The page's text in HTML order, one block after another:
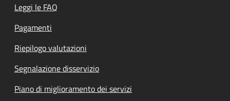
Leggi le FAQ
Pagamenti
Riepilogo valutazioni
Segnalazione disservizio
Piano di miglioramento dei servizi